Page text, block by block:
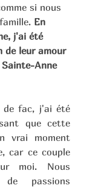
si nous
En
j'ai été
de leur amour
Anne
de fac, j'ai été
que cette
vrai moment
car ce couple
moi. Nous
passions